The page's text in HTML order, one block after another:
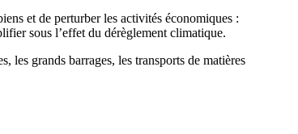
et de perturber les activités économiques :
sous l’effet du dérèglement climatique.
les grands barrages, les transports de matières